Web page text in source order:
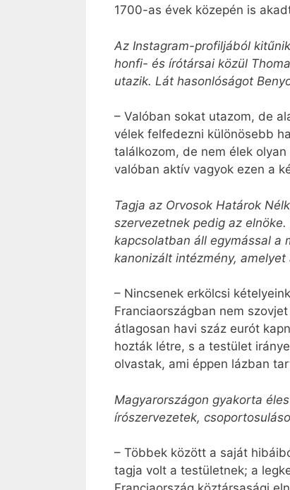
1700-as évek közepén is
Az Instagram-profiljából
honfi- és írótársai közül
utazik. Lát hasonlóságot
– Valóban sokat utazom, de
vélek felfedezni különösebb
találkozom, de nem élek
valóban aktív vagyok ezen a
Tagja az Orvosok Határok
szervezetnek pedig az
kapcsolatban áll egymással a
kanonizált intézmény,
– Nincsenek erkölcsi
Franciaországban nem
átlagosan havi száz eurót
hozták létre, s a testület
olvastak, ami éppen lázban
Magyarországon gyakorta
írószervezetek,
– Többek között a saját
tagja volt a testületnek; a